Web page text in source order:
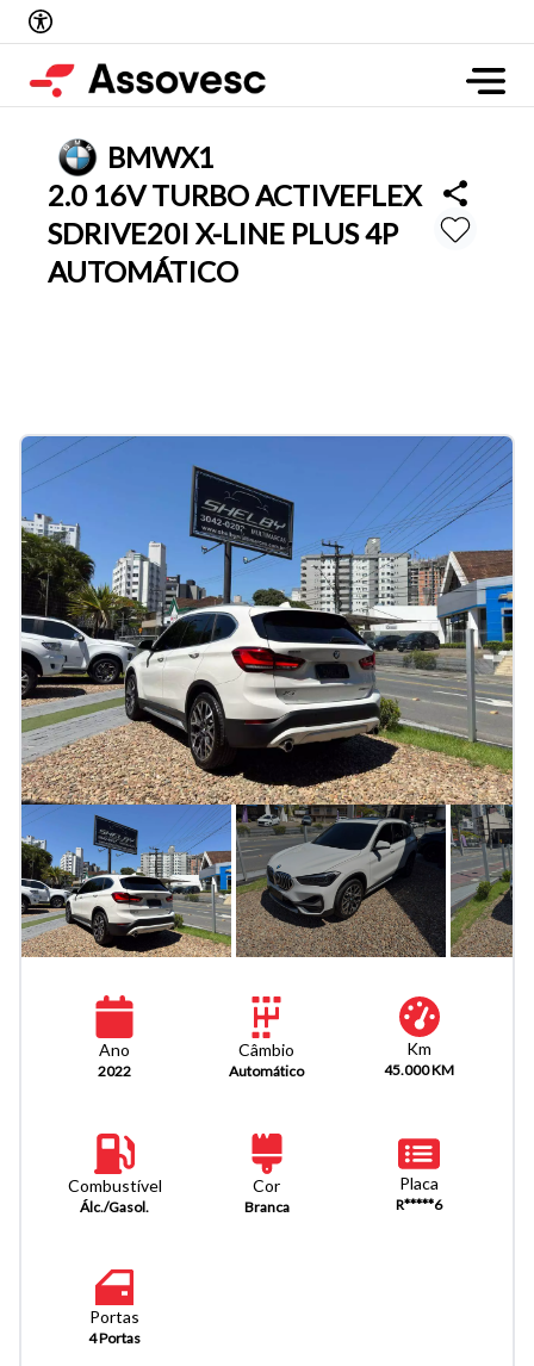
BMWX1
2.0 16V TURBO ACTIVEFLEX
SDRIVE20I X-LINE PLUS 4P
AUTOMÁTICO
Ano
2022
Câmbio
Automático
Km
45.000 KM
Combustível
Álc./Gasol.
Cor
Branca
Placa
R*****6
Portas
4 Portas